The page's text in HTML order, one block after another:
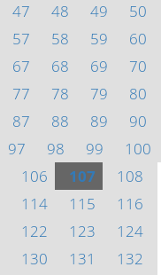
47 48 49
50
57 58 59
60
67 68 69
70
77 78 79
80
87 88 89
90
97 98 99
100
106 107
108
114 115
116
122 123
124
130 131
132